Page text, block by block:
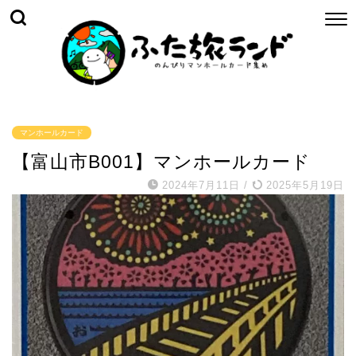
マンホールカード
【富山市B001】マンホールカード
2024年7月11日 / 2025年5月19日